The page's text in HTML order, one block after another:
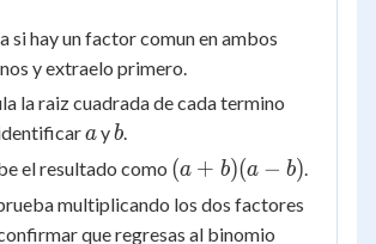
si hay un factor comun en ambos
y extraelo primero.
la raiz cuadrada de cada termino
a
ayb
b.
el resultado como (a+b)
(a-b)
(a + b)(a − b).
multiplicando los dos factores
que regresas al binomio